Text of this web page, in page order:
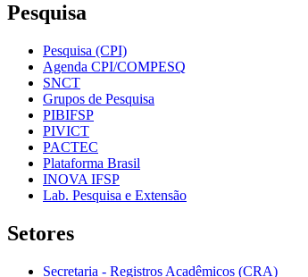
Pesquisa
Pesquisa (CPI)
Agenda CPI/COMPESQ
SNCT
Grupos de Pesquisa
PIBIFSP
PIVICT
PACTEC
Plataforma Brasil
INOVA IFSP
Lab. Pesquisa e Extensão
Setores
Secretaria - Registros Acadêmicos (CRA)